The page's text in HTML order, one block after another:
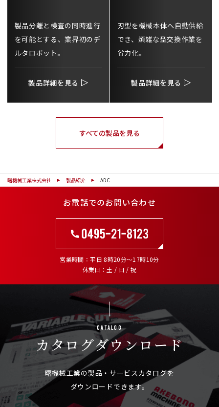
製品分離と検査の同時進行
を可能とする、業界初のデ
ルタロボット。
製品詳細を見る
刃型を機械本体へ自動供給
でき、煩雑な型交換作業を
省力化。
製品詳細を見る
すべての製品を見る
曙機械工業株式会社 製品紹介 ADC
お電話でのお問い合わせ
営業時間
平日 8時20分～17時10分
休業日
土 / 日 / 祝
Catalog
カタログダウンロード